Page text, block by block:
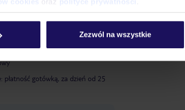
Zezwól na wszystkie
noszenie czepków
leżaki:
płatność gotówką, za dzień od 25